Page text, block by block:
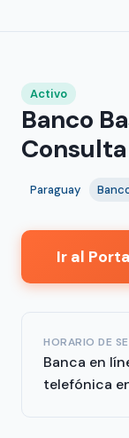
Activo
Banco
Paraguay
Ir al
HORARIO DE
Banca en
telefónica